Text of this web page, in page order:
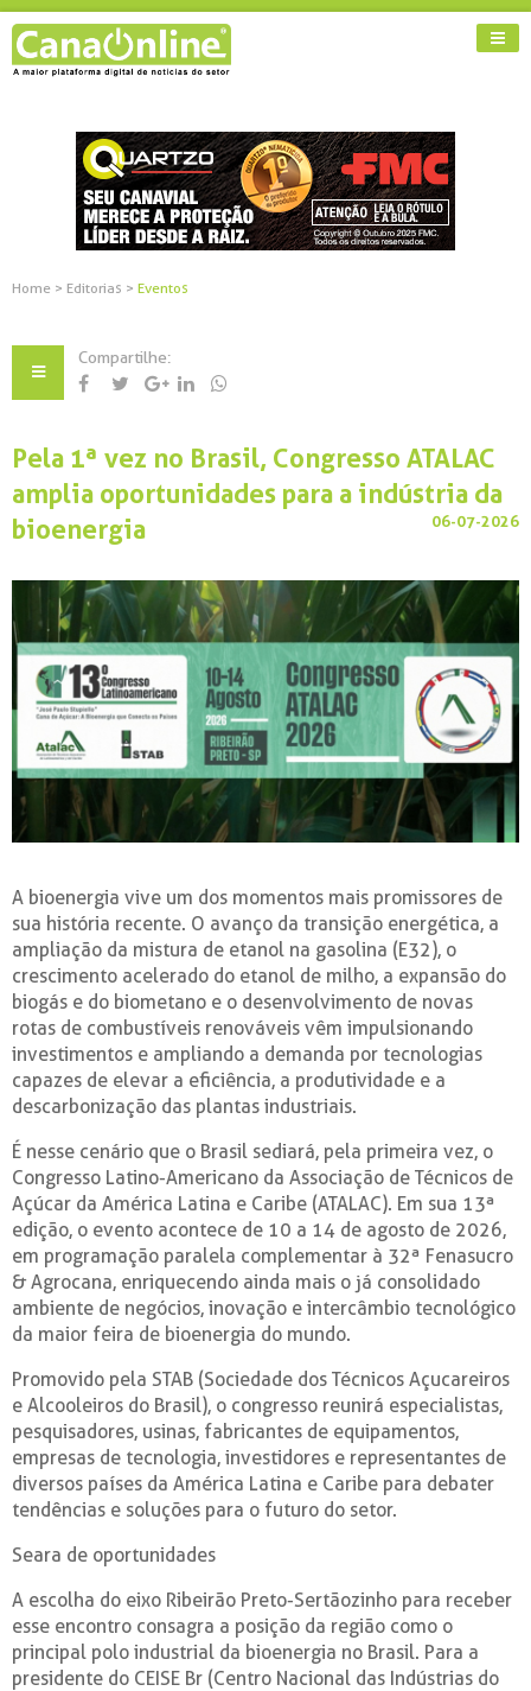
Home > Editorias > Eventos
Compartilhe:
Pela 1ª vez no Brasil, Congresso ATALAC
amplia oportunidades para a indústria da
bioenergia
06-07-2026
A bioenergia vive um dos momentos mais promissores de
sua história recente. O avanço da transição energética, a
ampliação da mistura de etanol na gasolina (E32), o
crescimento acelerado do etanol de milho, a expansão do
biogás e do biometano e o desenvolvimento de novas
rotas de combustíveis renováveis vêm impulsionando
investimentos e ampliando a demanda por tecnologias
capazes de elevar a eficiência, a produtividade e a
descarbonização das plantas industriais.
É nesse cenário que o Brasil sediará, pela primeira vez, o
Congresso Latino-Americano da Associação de Técnicos de
Açúcar da América Latina e Caribe (ATALAC). Em sua 13ª
edição, o evento acontece de 10 a 14 de agosto de 2026,
em programação paralela complementar à 32ª Fenasucro
& Agrocana, enriquecendo ainda mais o já consolidado
ambiente de negócios, inovação e intercâmbio tecnológico
da maior feira de bioenergia do mundo.
Promovido pela STAB (Sociedade dos Técnicos Açucareiros
e Alcooleiros do Brasil), o congresso reunirá especialistas,
pesquisadores, usinas, fabricantes de equipamentos,
empresas de tecnologia, investidores e representantes de
diversos países da América Latina e Caribe para debater
tendências e soluções para o futuro do setor.
Seara de oportunidades
A escolha do eixo Ribeirão Preto-Sertãozinho para receber
esse encontro consagra a posição da região como o
principal polo industrial da bioenergia no Brasil. Para a
presidente do CEISE Br (Centro Nacional das Indústrias do